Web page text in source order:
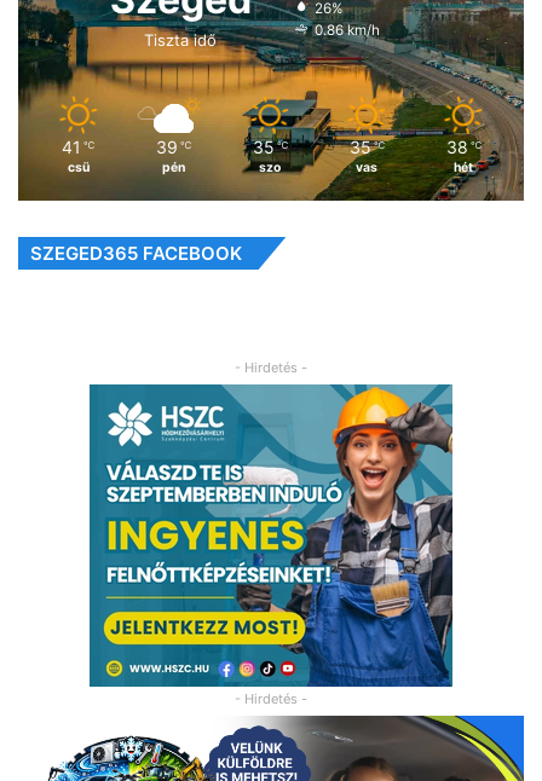
Tiszta idő
26%
0.86 km/h
41 ℃
csü
39 ℃
pén
35 ℃
szo
35 ℃
vas
38 ℃
hét
SZEGED365 FACEBOOK
- Hirdetés -
- Hirdetés -